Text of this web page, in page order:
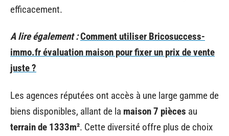
efficacement.
A lire également :Comment utiliser Bricosuccess-
immo.fr évaluation maison pour fixer un prix de vente
juste ?
Les agences réputées ont accès à une large gamme de
biens disponibles, allant de la maison 7 pièces au
terrain de 1333m². Cette diversité offre plus de choix